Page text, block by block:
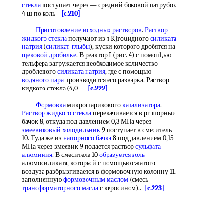
стеклапоступает через — средний боковой патрубок
4 ш по коль-
[c.210]
Приготовление исходных растворов. Раствор
жидкого стеклаполучают из т KJrouиднoгoсиликата
натрия (силикат-глыбы), куски которого дробятся на
щековой дробилке. В реактор I (рис. 4) с помоп1,ью
тельфера загружается необходимое количество
дробленогосиликата натрия, где с помощью
водяного парапроизводится его разварка. Раствор
кидкого стекла (4,0— [c.222]
Формовкамикрошариковогокатализатора.
Раствор жидкого стеклаперекачивается в рг шорный
бачок 8, откуда под давлением 0,3 МПа через
змеевиковый холодильник9 поступает в смеситель
10. Туда же из напорного бачка8 под давлением 0,15
МПа через змеевик 9 подается растворсульфата
алюминия. В смесителе 10образуется золь
алюмосиликата, которьсй с помощью сжатого
воздуза разбрызгивается в формовочную колонну 11,
заполненнуюформовочным маслом (смесь
трансформаторного маслас керосином)..
[c.223]